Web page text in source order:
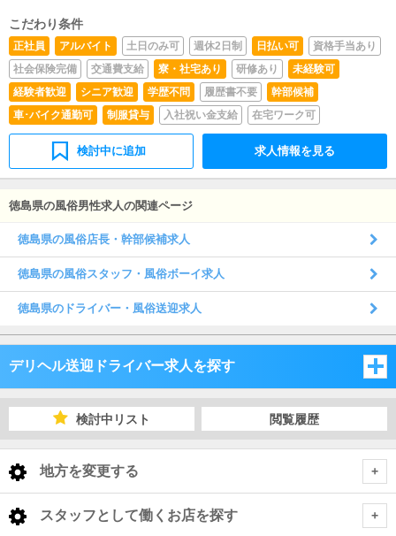
題ありません。PCが苦手な人でも簡単にできます。■清
掃・備品管理お客様やキャストの方に快適にお過ごしいた
だくため、店内の清掃や備品の管理・補充を行っていただ
きます。
こだわり条件
正社員 アルバイト 土日のみ可 週休2日制 日払い可
資格手当あり
社会保険完備
交通費支給 寮・社宅あり 研修あり
未経験可
経験者歓迎
シニア歓迎 学歴不問 履歴書不要
幹部候補
車･バイク通勤可
制服貸与 入社祝い金支給 在宅ワーク可
検討中に追加 求人情報を見る
徳島県の風俗男性求人の関連ページ
徳島県の風俗店長・幹部候補求人
徳島県の風俗スタッフ・風俗ボーイ求人
徳島県のドライバー・風俗送迎求人
デリヘル送迎ドライバー求人を探す
岡山県
検討中リスト 閲覧履歴
地方を変更する
< 全国トップ
スタッフとして働くお店を探す